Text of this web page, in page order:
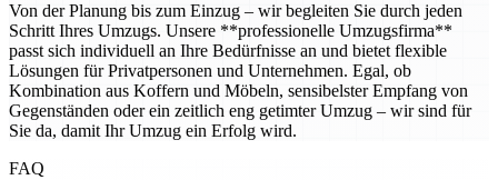
Von der Planung bis zum Einzug – wir begleiten Sie durch jeden
Schritt Ihres Umzugs. Unsere **professionelle Umzugsfirma**
passt sich individuell an Ihre Bedürfnisse an und bietet flexible
Lösungen für Privatpersonen und Unternehmen. Egal, ob
Kombination aus Koffern und Möbeln, sensibelster Empfang von
Gegenständen oder ein zeitlich eng getimter Umzug – wir sind für
Sie da, damit Ihr Umzug ein Erfolg wird.
FAQ